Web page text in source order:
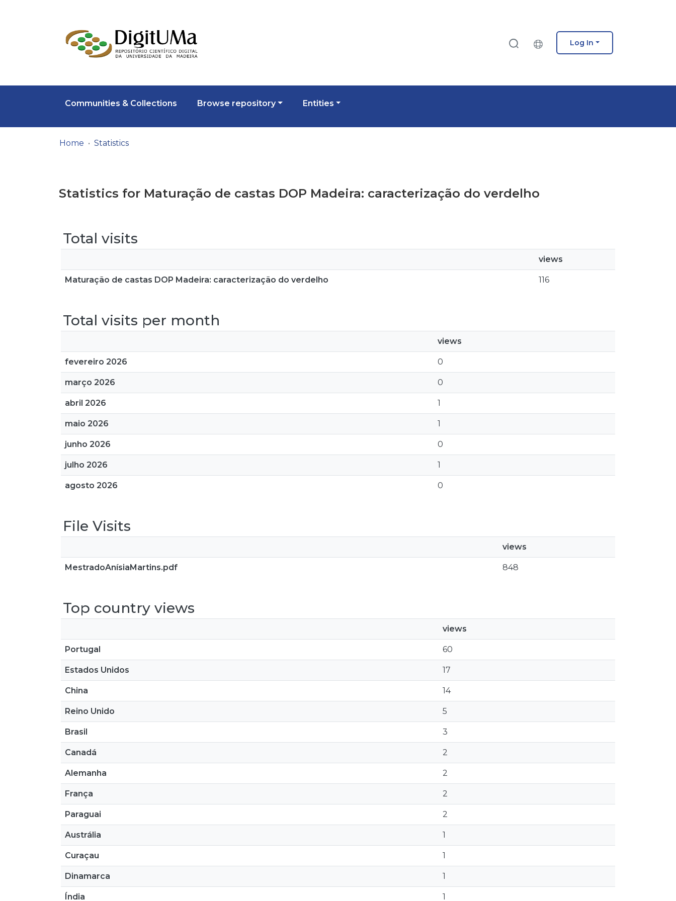
Log In
Communities & Collections Browse repository Entities
Home Statistics
Statistics for Maturação de castas DOP Madeira: caracterização do verdelho
Total visits
views
Maturação de castas DOP Madeira: caracterização do verdelho 116
Total visits per month
views
fevereiro 2026 0
março 2026 0
abril 2026 1
maio 2026 1
junho 2026 0
julho 2026 1
agosto 2026 0
File Visits
views
MestradoAnísiaMartins.pdf 848
Top country views
views
Portugal 60
Estados Unidos 17
China 14
Reino Unido 5
Brasil 3
Canadá 2
Alemanha 2
França 2
Paraguai 2
Austrália 1
Curaçau 1
Dinamarca 1
Índia 1